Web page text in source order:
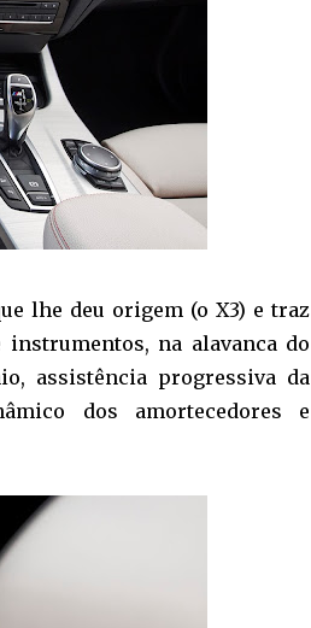
lhe deu origem (o X3) e traz
na alavanca do
assistência progressiva da
dos amortecedores e